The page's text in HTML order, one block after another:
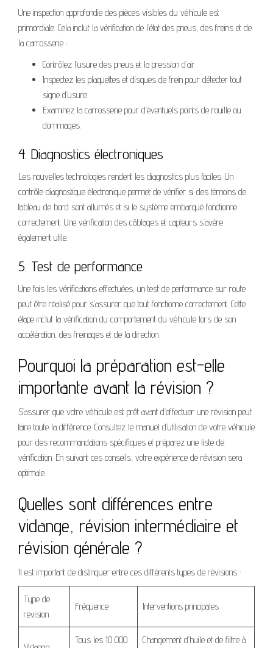
Une inspection approfondie des pièces visibles du véhicule est
primordiale. Cela inclut la vérification de l’état des pneus, des freins et de
la carrosserie :
Contrôlez l’usure des pneus et la pression d’air.
Inspectez les plaquettes et disques de frein pour détecter tout
signe d’usure.
Examinez la carrosserie pour d’éventuels points de rouille ou
dommages.
4. Diagnostics électroniques
Les nouvelles technologies rendent les diagnostics plus faciles. Un
contrôle diagnostique électronique permet de vérifier si des témoins de
tableau de bord sont allumés et si le système embarqué fonctionne
correctement. Une vérification des câblages et capteurs s’avère
également utile.
5. Test de performance
Une fois les vérifications effectuées, un test de performance sur route
peut être réalisé pour s’assurer que tout fonctionne correctement. Cette
étape inclut la vérification du comportement du véhicule lors de son
accélération, des freinages et de la direction.
Pourquoi la préparation est-elle
importante avant la révision ?
S’assurer que votre véhicule est prêt avant d’effectuer une révision peut
faire toute la différence. Consultez le manuel d’utilisation de votre véhicule
pour des recommandations spécifiques et préparez une liste de
vérification. En suivant ces conseils, votre expérience de révision sera
optimale.
Quelles sont différences entre
vidange, révision intermédiaire et
révision générale ?
Il est important de distinguer entre ces différents types de révisions :
Type de
révision
Fréquence Interventions principales
Tous les 10 000 Changement d’huile et de filtre à